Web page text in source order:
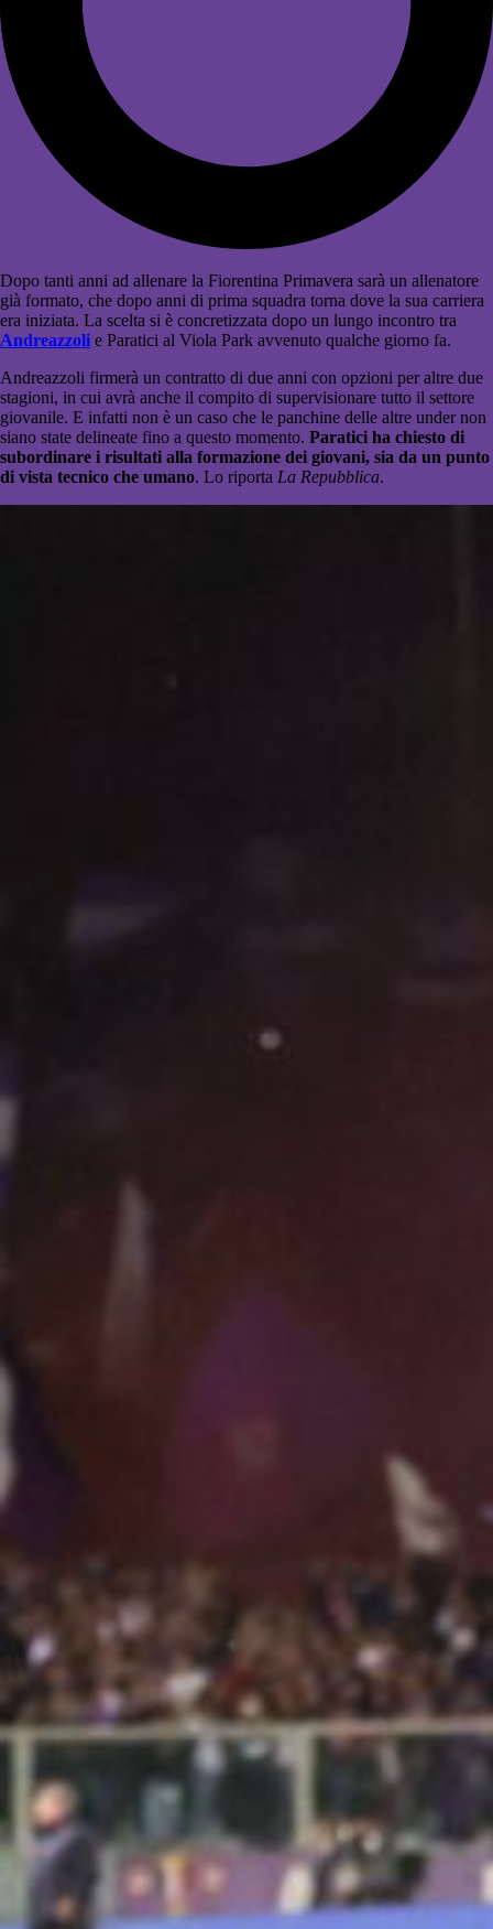
Dopo tanti anni ad allenare la Fiorentina Primavera sarà un allenatore
già formato, che dopo anni di prima squadra torna dove la sua carriera
era iniziata. La scelta si è concretizzata dopo un lungo incontro tra
Andreazzoli e Paratici al Viola Park avvenuto qualche giorno fa.
Andreazzoli firmerà un contratto di due anni con opzioni per altre due
stagioni, in cui avrà anche il compito di supervisionare tutto il settore
giovanile. E infatti non è un caso che le panchine delle altre under non
siano state delineate fino a questo momento. Paratici ha chiesto di
subordinare i risultati alla formazione dei giovani, sia da un punto
di vista tecnico che umano. Lo riporta La Repubblica.